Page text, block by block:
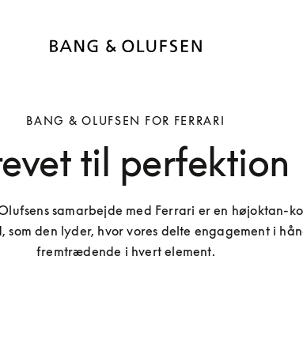
BANG & OLUFSEN FOR FERRARI
til perfektion
samarbejde med Ferrari er en højoktan-
som den lyder, hvor vores delte engagement i
fremtrædende i hvert element.